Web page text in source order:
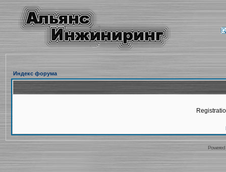
Индекс форума